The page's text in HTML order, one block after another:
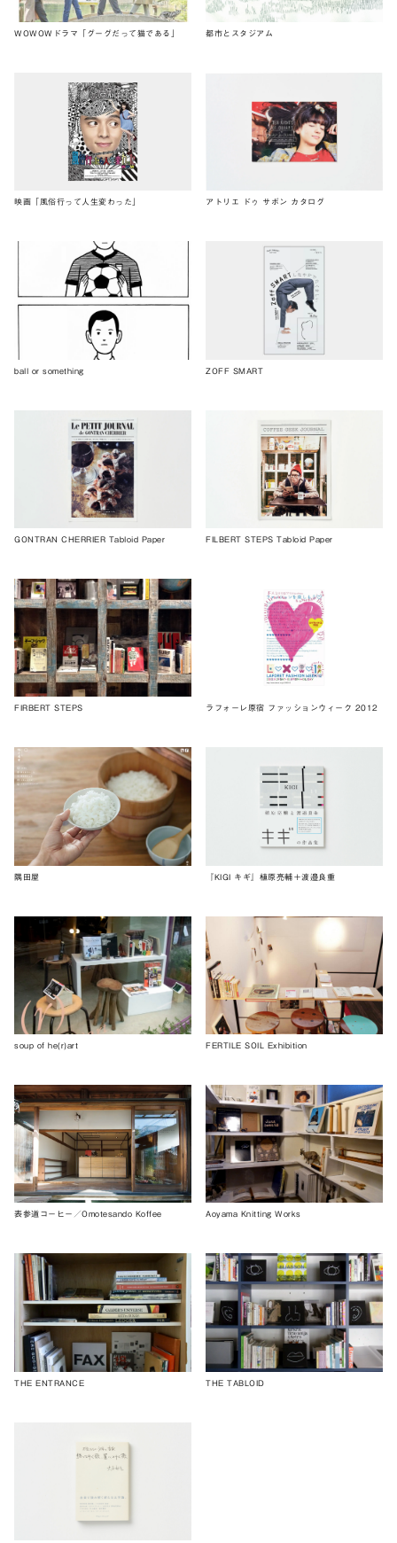
WOWOWドラマ「グーグだって猫である」 都市とスタジアム
映画「風俗行って人生変わった」 アトリエ ドゥ サボン カタログ
ball or something ZOFF SMART
GONTRAN CHERRIER Tabloid Paper FILBERT STEPS Tabloid Paper
FIRBERT STEPS ラフォーレ原宿 ファッションウィーク 2012
隅田屋 『KIGI キギ』植原亮輔＋渡邉良重
soup of he(r)art FERTILE SOIL Exhibition
表参道コーヒー／Omotesando Koffee Aoyama Knitting Works
THE ENTRANCE THE TABLOID